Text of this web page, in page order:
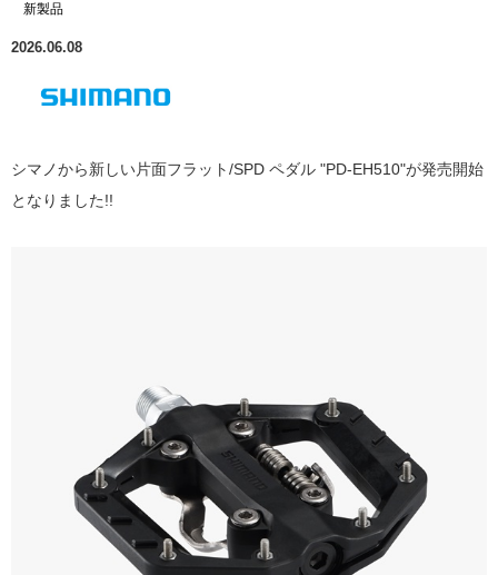
新製品
2026.06.08
シマノから新しい片面フラット/SPD ペダル "PD-EH510"が発売開始
となりました!!